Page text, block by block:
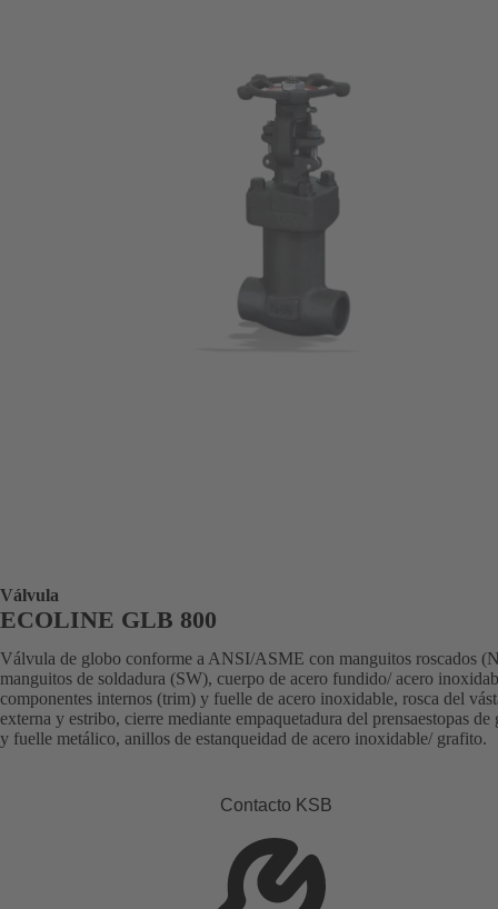
Válvula
ECOLINE GLB 800
Válvula de globo conforme a ANSI/ASME con manguitos roscados
manguitos de soldadura (SW), cuerpo de acero fundido/ acero
componentes internos (trim) y fuelle de acero inoxidable, rosca del
externa y estribo, cierre mediante empaquetadura del prensaestopas de
y fuelle metálico, anillos de estanqueidad de acero inoxidable/ grafito.
Contacto KSB